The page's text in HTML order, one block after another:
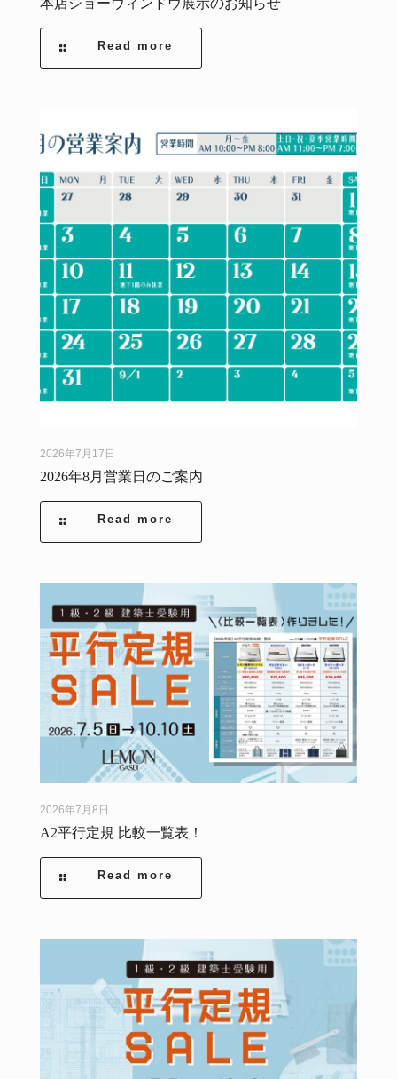
Read more
2026年7月17日
2026年8月営業日のご案内
Read more
2026年7月8日
A2平行定規 比較一覧表！
Read more